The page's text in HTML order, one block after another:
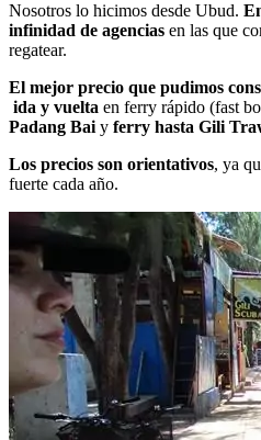
Nosotros lo hicimos desde Ubud.
infinidad de agencias en las que
regatear.
El mejor precio que pudimos
ida y vuelta en ferry rápido (fast
Padang Bai y ferry hasta Gili
Los precios son orientativos, ya
fuerte cada año.